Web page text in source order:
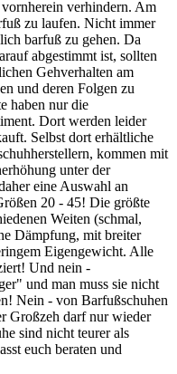
verhindern. Am
zu laufen. Nicht immer
barfuß zu gehen. Da
abgestimmt ist, sollten
Gehverhalten am
und deren Folgen zu
haben nur die
Dort werden leider
Selbst dort erhältliche
kommen mit
unter der
eine Auswahl an
20 - 45! Die größte
Weiten (schmal,
Dämpfung, mit breiter
Eigengewicht. Alle
Und nein -
und man muss sie nicht
Nein - von Barfußschuhen
Großzeh darf nur wieder
sind nicht teurer als
euch beraten und